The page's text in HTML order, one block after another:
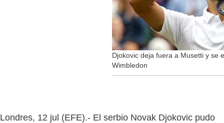
Djokovic deja fuera a Musetti y se
Wimbledon
Londres, 12 jul (EFE).- El serbio Novak Djokovic pudo